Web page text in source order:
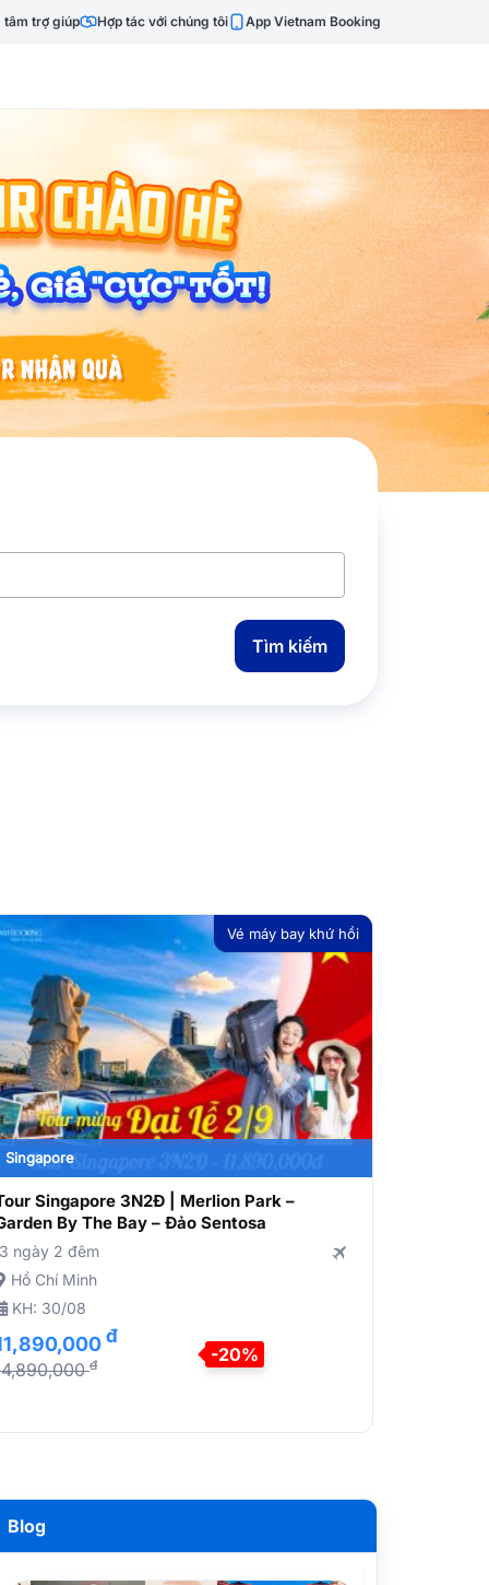
tâm trợ giúp Hợp tác với chúng tôi App Vietnam Booking
Tìm kiếm
Vé máy bay khứ hồi
Singapore
Singapore 3N2Đ | Merlion Park –
By The Bay – Đảo Sentosa
3 ngày 2 đêm
Hồ Chí Minh
KH: 30/08
đ
đ -20%
Blog